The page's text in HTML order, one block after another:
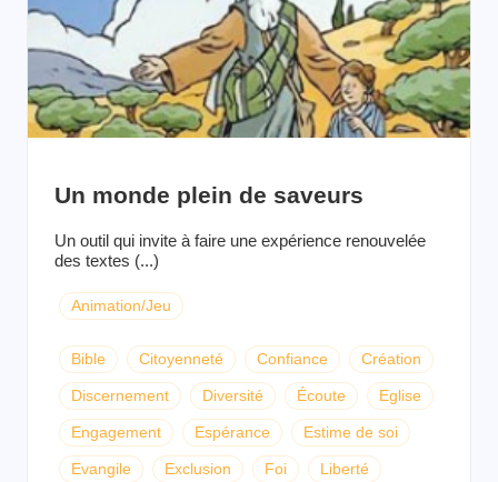
Un monde plein de saveurs
Un outil qui invite à faire une expérience renouvelée
des textes (...)
Animation/Jeu
Bible Citoyenneté Confiance Création
Discernement Diversité Écoute Eglise
Engagement Espérance Estime de soi
Evangile Exclusion Foi Liberté